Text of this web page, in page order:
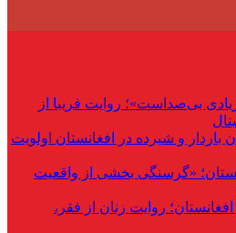
بی‌صداست»؛ روایت فریبا از
باردار و شیرده در افغانستان اولویت
«گرسنگی بخشی از واقعیت
روایت زنان از فقر،